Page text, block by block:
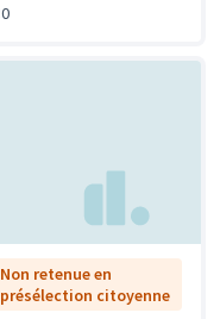
0
Non retenue en
présélection citoyenne